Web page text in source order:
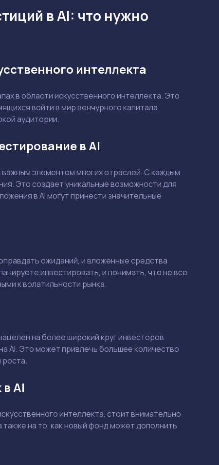
в AI: что нужно
интеллекта
в области искусственного интеллекта. Это
войти в мир венчурного капитала.
аудитории.
в AI
элементом многих отраслей. С каждым
Это создает уникальные возможности для
в AI могут принести значительные
ожиданий, и вложенные средства
инвестировать, и понимать, что не все
к волатильности рынка.
на более широкий круг инвесторов
AI. Это может привлечь большее количество
роста.
AI
интеллекта, стоит внимательно
на то, как новый фонд может дополнить